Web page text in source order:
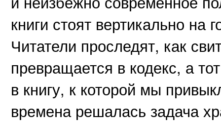
книги стоят вертикально на
Читатели проследят, как
превращается в кодекс, а
в книгу, к которой мы
времена решалась задача